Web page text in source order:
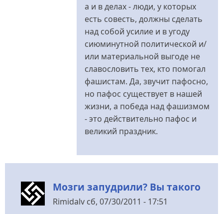
а и в делах - люди, у которых
есть совесть, должны сделать
над собой усилие и в угоду
сиюминутной политической и/
или материальной выгоде не
славословить тех, кто помогал
фашистам. Да, звучит пафосно,
но пафос существует в нашей
жизни, а победа над фашизмом
- это действительно пафос и
великий праздник.
Мозги запудрили? Вы такого
Rimidalv сб, 07/30/2011 - 17:51